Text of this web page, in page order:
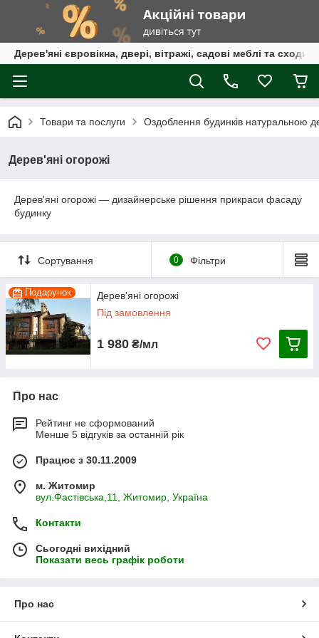
Дерев'яні євровікна, двері, вітражі, садові меблі та сходи
Товари та послуги Оздоблення будинків натуральною
Дерев'яні огорожі
Дерев'яні огорожі — дизайнерське рішення прикраси фасаду
будинку
Сортування 0 Фільтри
Подарунок
Дерев'яні огорожі
Під замовлення
1 980 ₴/мл
Про нас
Рейтинг не сформований
Менше 5 відгуків за останній рік
Працює з 30.11.2009
м. Житомир
вул.Фастівська,11, Житомир, Україна
Контакти
Сьогодні вихідний
Показати весь графік роботи
Про нас